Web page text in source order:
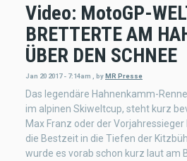
Video: MotoGP-
BRETTERTE AM
ÜBER DEN SCHNEE
Jan 20 2017 - 7:14am byMR Presse
Das legendäre Hahnenkamm-
im alpinen Skiweltcup, steht kurz
Max Franz oder der
die Bestzeit in die Tiefen der
wurde es vorab schon kurz laut am